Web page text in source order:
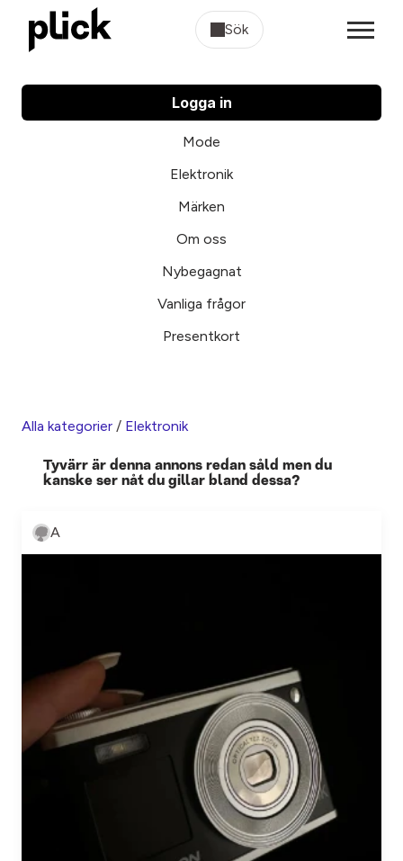
Sök
Logga in
Mode
Elektronik
Märken
Om oss
Nybegagnat
Vanliga frågor
Presentkort
Alla kategorier / Elektronik
Tyvärr är denna annons redan såld men du
kanske ser nåt du gillar bland dessa?
A